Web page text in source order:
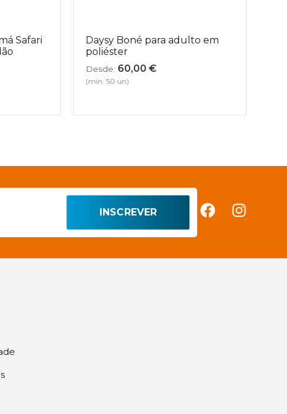
Safari
Daysy Boné para adulto em
poliéster
Desde: 60,00€
(mín. 50 un)
INSCREVER